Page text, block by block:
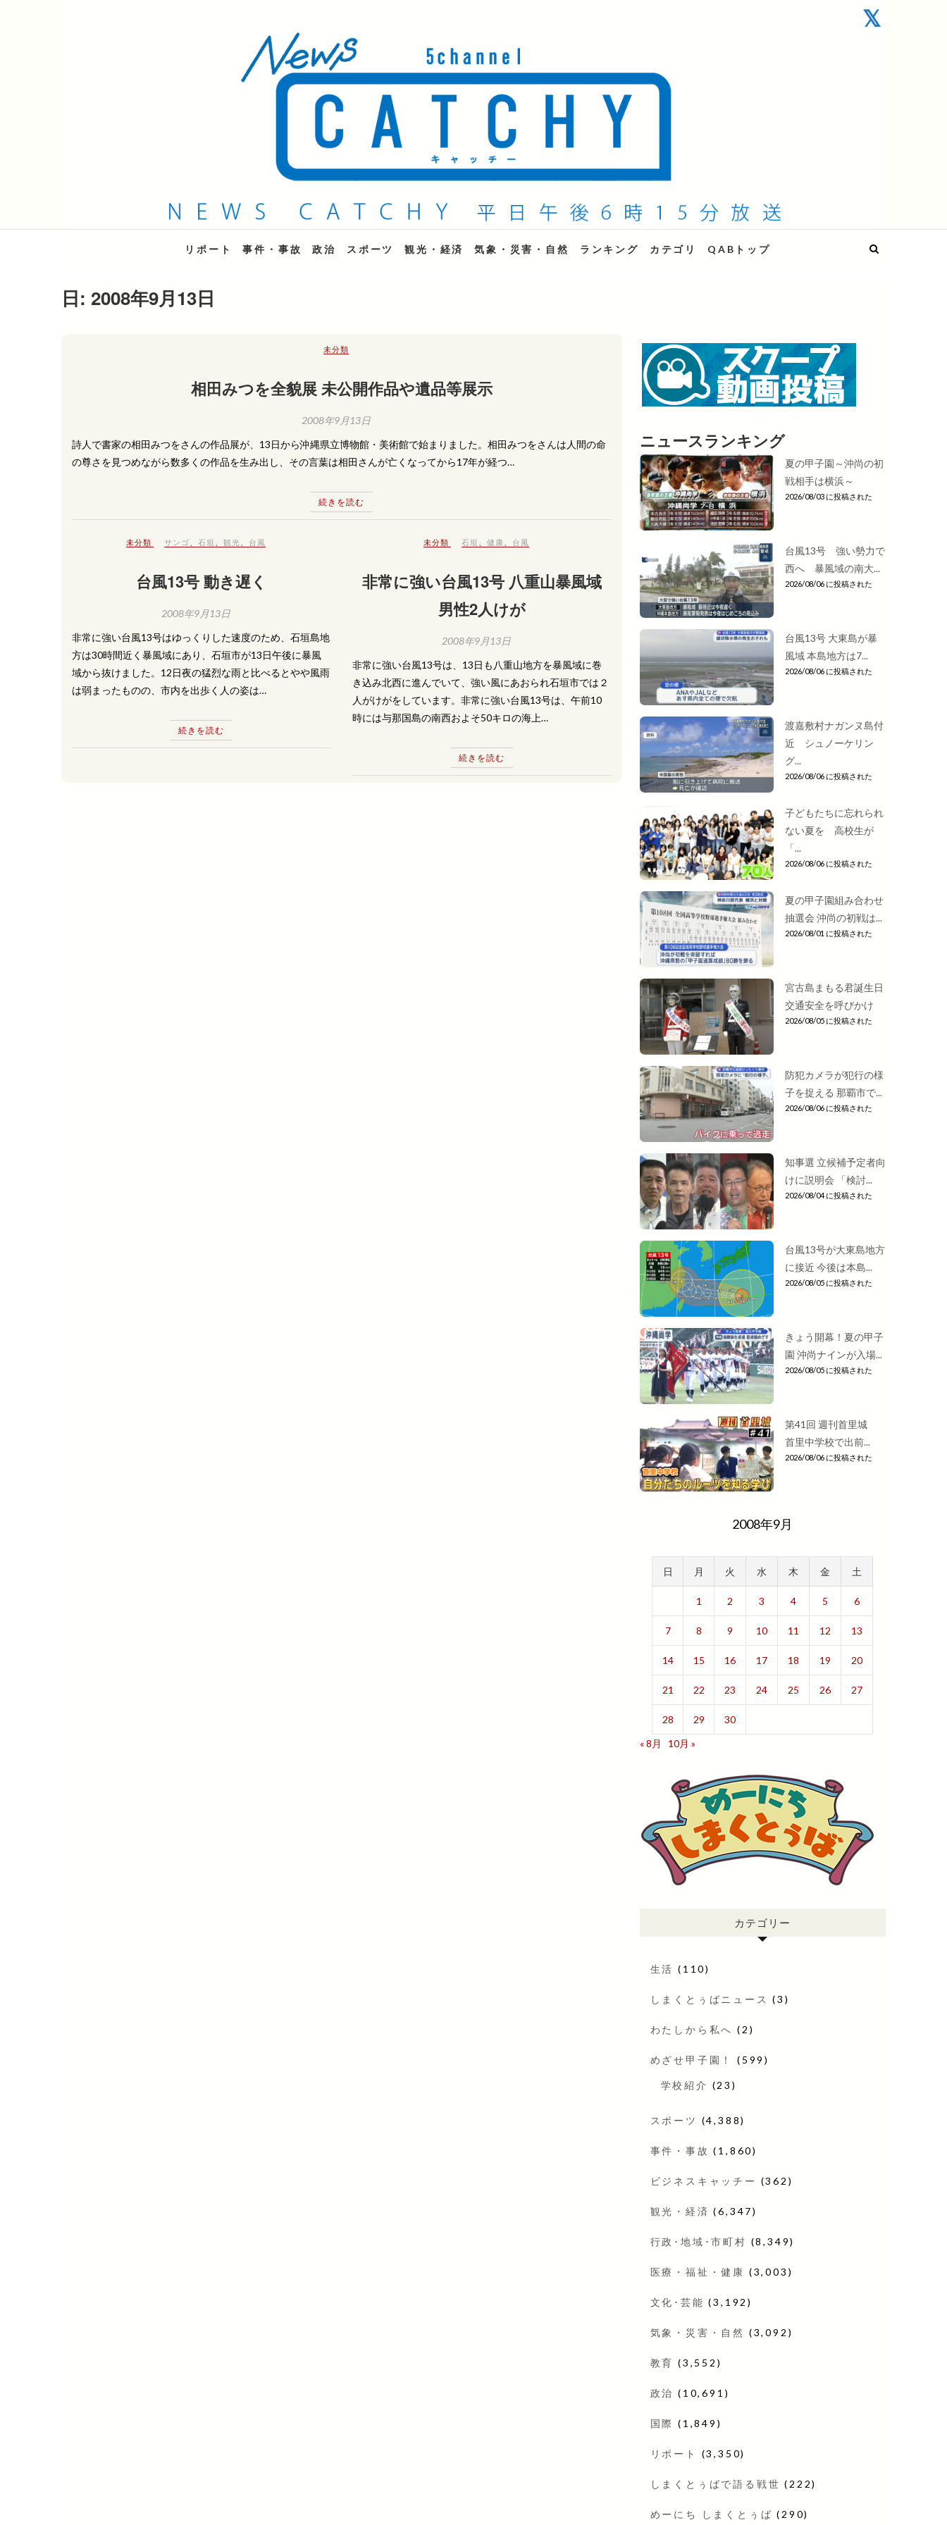
QAB NEWS Headline
キャッチー 月曜〜金曜 午後6時15分放送
リポート 事件・事故 政治 スポーツ 観光・経済 気象・災害・自然 ランキング カテゴリ QABトップ
日: 2008年9月13日
未分類
相田みつを全貌展 未公開作品や遺品等展示
2008年9月13日
詩人で書家の相田みつをさんの作品展が、13日から沖縄県立博物館・美術館で始まりました。相田みつをさんは人間の命
の尊さを見つめながら数多くの作品を生み出し、その言葉は相田さんが亡くなってから17年が経つ…
続きを読む
未分類 サンゴ 、石垣 、観光 台風
台風13号 動き遅く
2008年9月13日
非常に強い台風13号はゆっくりした速度のため、石垣島地
方は30時間近く暴風域にあり、石垣市が13日午後に暴風
域から抜けました。12日夜の猛烈な雨と比べるとやや風雨
は弱まったものの、市内を出歩く人の姿は…
続きを読む
未分類 石垣 、健康 台風
非常に強い台風13号 八重山暴風域
男性2人けが
2008年9月13日
非常に強い台風13号は、13日も八重山地方を暴風域に巻
き込み北西に進んでいて、強い風にあおられ石垣市では２
人がけがをしています。非常に強い台風13号は、午前10
時には与那国島の南西およそ50キロの海上…
続きを読む
ニュースランキング
夏の甲子園～沖尚の初
戦相手は横浜～
2026/08/03 に投稿された
台風13号 強い勢力で
西へ 暴風域の南大...
2026/08/06 に投稿された
台風13号 大東島が暴
風域 本島地方は7...
2026/08/06 に投稿された
渡嘉敷村ナガンヌ島付
近 シュノーケリン
グ...
2026/08/06 に投稿された
子どもたちに忘れられ
ない夏を 高校生が
「...
2026/08/06 に投稿された
夏の甲子園組み合わせ
抽選会 沖尚の初戦は...
2026/08/01 に投稿された
宮古島まもる君誕生日
交通安全を呼びかけ
2026/08/05 に投稿された
防犯カメラが犯行の様
子を捉える 那覇市で...
2026/08/06 に投稿された
知事選 立候補予定者向
けに説明会 「検討...
2026/08/04 に投稿された
台風13号が大東島地方
に接近 今後は本島...
2026/08/05 に投稿された
きょう開幕！夏の甲子
園 沖尚ナインが入場...
2026/08/05 に投稿された
第41回 週刊首里城
首里中学校で出前...
2026/08/06 に投稿された
2008年9月
日 月 火 水 木 金 土
1 2 3 4 5 6
7 8 9 10 11 12 13
14 15 16 17 18 19 20
21 22 23 24 25 26 27
28 29
30
« 8月
10月 »
カテゴリー
生活 (110)
しまくとぅばニュース (3)
わたしから私へ (2)
めざせ甲子園！ (599)
学校紹介 (23)
スポーツ (4,388)
事件・事故 (1,860)
ビジネスキャッチー (362)
観光・経済 (6,347)
行政･地域･市町村 (8,349)
医療・福祉・健康 (3,003)
文化･芸能 (3,192)
気象・災害・自然 (3,092)
教育 (3,552)
政治 (10,691)
国際 (1,849)
リポート (3,350)
しまくとぅばで語る戦世 (222)
めーにち しまくとぅば (290)